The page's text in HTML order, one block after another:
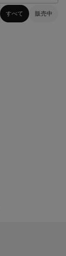
すべて 販売中